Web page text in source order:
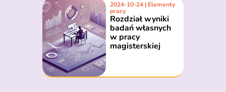
2024-10-24 | Elementy
pracy
Rozdział wyniki
badań własnych
w pracy
magisterskiej